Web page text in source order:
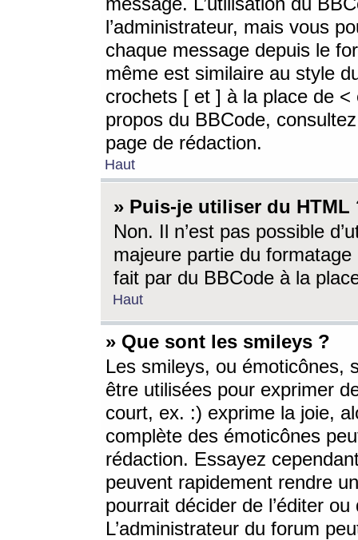
l’administrateur, mais vous
chaque message depuis le
même est similaire au style
crochets [ et ] à la place de <
propos du BBCode,
page de rédaction.
Haut
» Puis-je utiliser du HTML
Non. Il n’est pas possible
majeure partie du
fait par du BBCode à la
Haut
» Que sont les smileys ?
Les smileys, ou émoticônes,
être utilisées pour exprimer
court, ex. :) exprime la joie,
complète des émoticônes
rédaction. Essayez
peuvent rapidement rendre
pourrait décider de l’éditer
L’administrateur du forum